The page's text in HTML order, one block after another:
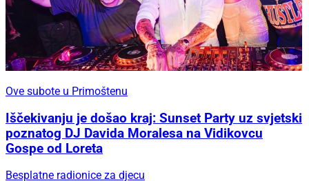
Ove subote u Primoštenu
Iščekivanju je došao kraj: Sunset Party uz svjetski
poznatog DJ Davida Moralesa na Vidikovcu
Gospe od Loreta
Besplatne radionice za djecu